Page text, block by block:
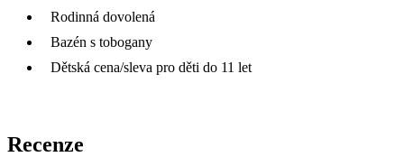
Rodinná dovolená
Bazén s tobogany
Dětská cena/sleva pro děti do 11 let
Recenze